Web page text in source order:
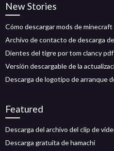
New Stories
Cómo descargar mods de minecraft
Archivo de contacto de descarga
Dientes del tigre por tom clancy
Versión descargable de la
Descarga de logotipo de arranque
Featured
Descarga del archivo del clip de
Descarga gratuita de hamachi